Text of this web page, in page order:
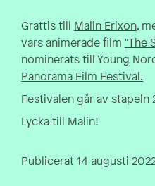
Grattis till Malin Erixon,
vars animerade film "The
nominerats till Young
Panorama Film Festival.
Festivalen går av stapeln
Lycka till Malin!
Publicerat 14 augusti